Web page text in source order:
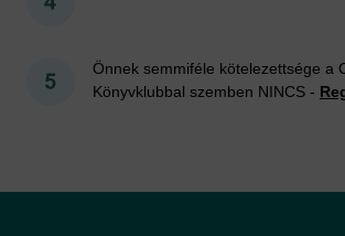
Önnek semmiféle kötelezettsége a
Könyvklubbal szemben NINCS -